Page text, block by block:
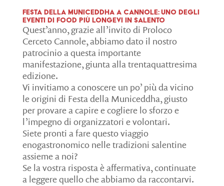
Festa della Municeddha a Cannole: uno degli
eventi di food più longevi in Salento
Quest’anno, grazie all’invito di Proloco
Cerceto Cannole, abbiamo dato il nostro
patrocinio a questa importante
manifestazione, giunta alla trentaquattresima
edizione.
Vi invitiamo a conoscere un po’ più da vicino
le origini di Festa della Municeddha, giusto
per provare a capire e cogliere lo sforzo e
l’impegno di organizzatori e volontari.
Siete pronti a fare questo viaggio
enogastronomico nelle tradizioni salentine
assieme a noi?
Se la vostra risposta è affermativa, continuate
a leggere quello che abbiamo da raccontarvi.